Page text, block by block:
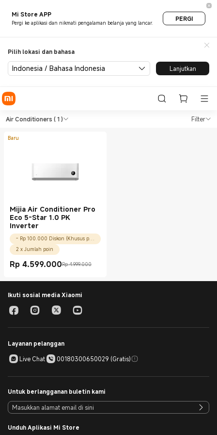
Mi Store APP
Pergi ke aplikasi dan nikmati pengalaman belanja yang lancar.
PERGI
Pilih lokasi dan bahasa
Indonesia / Bahasa Indonesia Lanjutkan
Shop TVs & HA Air
Air Conditioners ( 1 ) Filter
Shop TVs & HA Air Conditioners in
Baru
Mijia Air Conditioner Pro
Eco 5-Star 1.0 PK
Inverter
- Rp 100.000 Diskon (Khusus pengguna baru)
2 x Jumlah poin
Rp 4.599.000
Current Price Rp 4599000.00Rp 4.999.000
Harga pemasaran Rp 4.999.000
Ikuti sosial media Xiaomi
Layanan pelanggan
Live Chat
00180300650029 (Gratis)
Untuk berlangganan buletin kami
Unduh Aplikasi Mi Store